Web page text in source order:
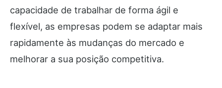
capacidade de trabalhar de forma ágil e
flexível, as empresas podem se adaptar mais
rapidamente às mudanças do mercado e
melhorar a sua posição competitiva.